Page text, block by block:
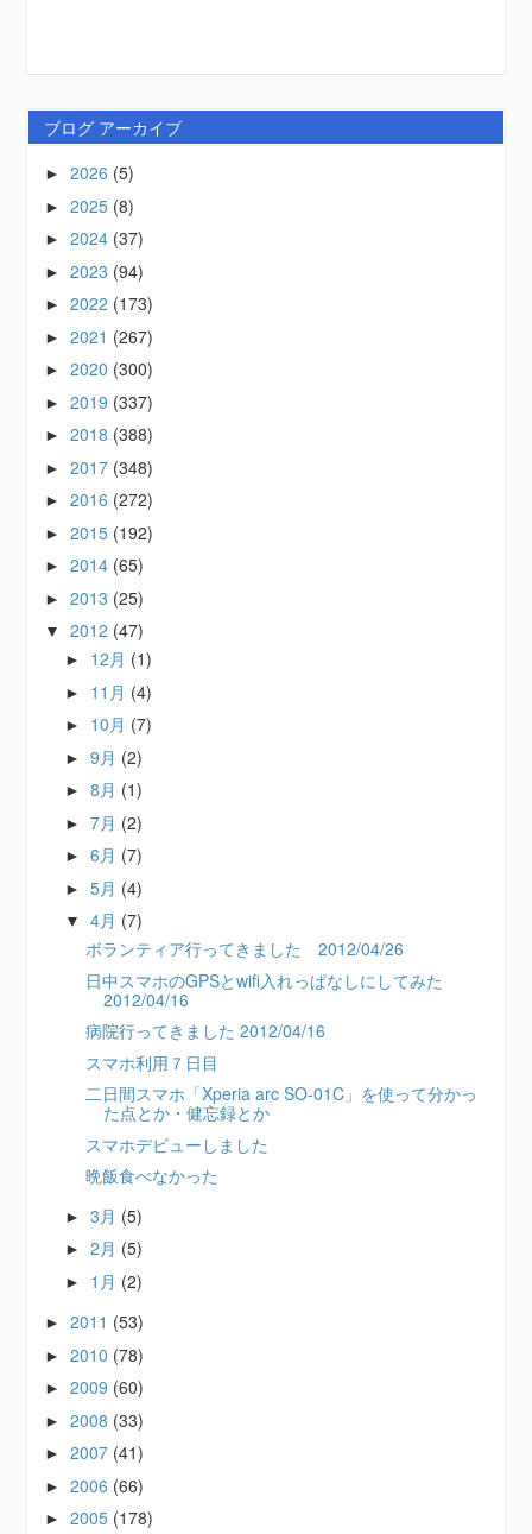
ブログ アーカイブ
►2026 (5)
►2025 (8)
►2024 (37)
►2023 (94)
►2022 (173)
►2021 (267)
►2020 (300)
►2019 (337)
►2018 (388)
►2017 (348)
►2016 (272)
►2015 (192)
►2014 (65)
►2013 (25)
▼2012 (47)
► 12月 (1)
► 11月 (4)
► 10月 (7)
►9月 (2)
►8月 (1)
►7月 (2)
►6月 (7)
►5月 (4)
▼4月 (7)
ボランティア行ってきました 2012/04/26
日中スマホのGPSとwifi入れっぱなしにしてみた
2012/04/16
病院行ってきました 2012/04/16
スマホ利用７日目
二日間スマホ「Xperia arc SO-01C」を使って分かっ
た点とか・健忘録とか
スマホデビューしました
晩飯食べなかった
►3月 (5)
►2月 (5)
► 1月 (2)
►2011 (53)
►2010 (78)
►2009 (60)
►2008 (33)
►2007 (41)
►2006 (66)
►2005 (178)